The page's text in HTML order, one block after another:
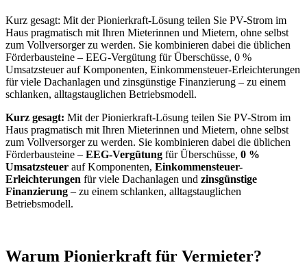
Kurz gesagt: Mit der Pionierkraft-Lösung teilen Sie PV-Strom im
Haus pragmatisch mit Ihren Mieterinnen und Mietern, ohne selbst
zum Vollversorger zu werden. Sie kombinieren dabei die üblichen
Förderbausteine – EEG-Vergütung für Überschüsse, 0 %
Umsatzsteuer auf Komponenten, Einkommensteuer-Erleichterungen
für viele Dachanlagen und zinsgünstige Finanzierung – zu einem
schlanken, alltagstauglichen Betriebsmodell.
Kurz gesagt: Mit der Pionierkraft-Lösung teilen Sie PV-Strom im
Haus pragmatisch mit Ihren Mieterinnen und Mietern, ohne selbst
zum Vollversorger zu werden. Sie kombinieren dabei die üblichen
Förderbausteine – EEG-Vergütung für Überschüsse, 0 %
Umsatzsteuer auf Komponenten, Einkommensteuer-
Erleichterungen für viele Dachanlagen und zinsgünstige
Finanzierung – zu einem schlanken, alltagstauglichen
Betriebsmodell.
Warum Pionierkraft für Vermieter?